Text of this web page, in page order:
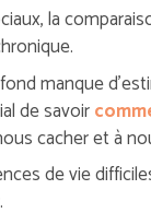
la
manque
de savoir
cacher et à
de vie